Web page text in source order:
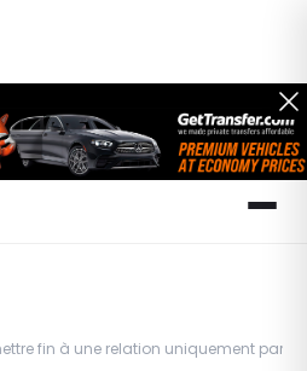
fin à une relation uniquement par